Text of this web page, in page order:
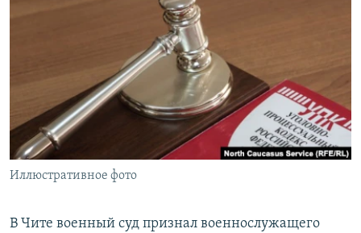
поиску
РАСПИСАНИЕ ВЕЩАНИЯ
ПОДПИШИТЕСЬ НА РАССЫЛКУ
СОЦИАЛЬНЫЕ СЕТИ
Иллюстративное фото
В Чите военный суд признал военнослужащего